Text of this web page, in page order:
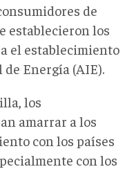
de
establecieron los
el establecimiento
Energía (AIE).
los
amarrar a los
con los países
con los